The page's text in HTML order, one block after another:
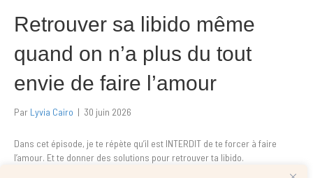
Retrouver sa libido même
quand on n’a plus du tout
envie de faire l’amour
Par Lyvia Cairo | 30 juin 2026
Dans cet épisode, je te répète qu’il est INTERDIT de te forcer à faire
l’amour. Et te donner des solutions pour retrouver ta libido.